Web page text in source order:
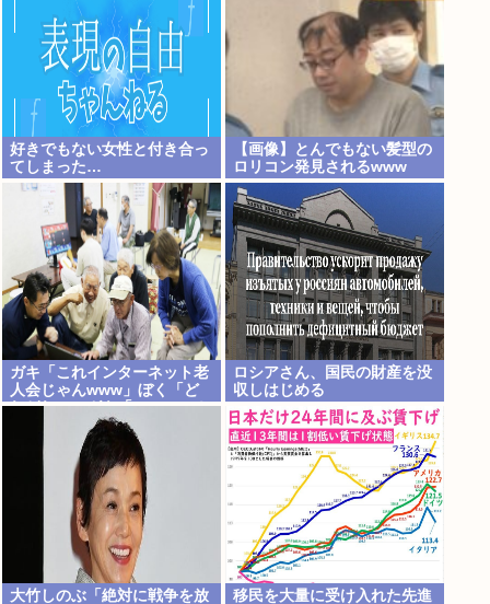
好きでもない女性と付き合っ
てしまった…
【画像】とんでもない髪型の
ロリコン発見されるwww
ガキ「これインターネット老
人会じゃんwww」ぼく「ど
れどれ…」ガキ「ニコニコ！
らきすた！ボカロ！」ぼく
「はぁ…」
ロシアさん、国民の財産を没
収しはじめる
大竹しのぶ「絶対に戦争を放 移民を大量に受け入れた先進